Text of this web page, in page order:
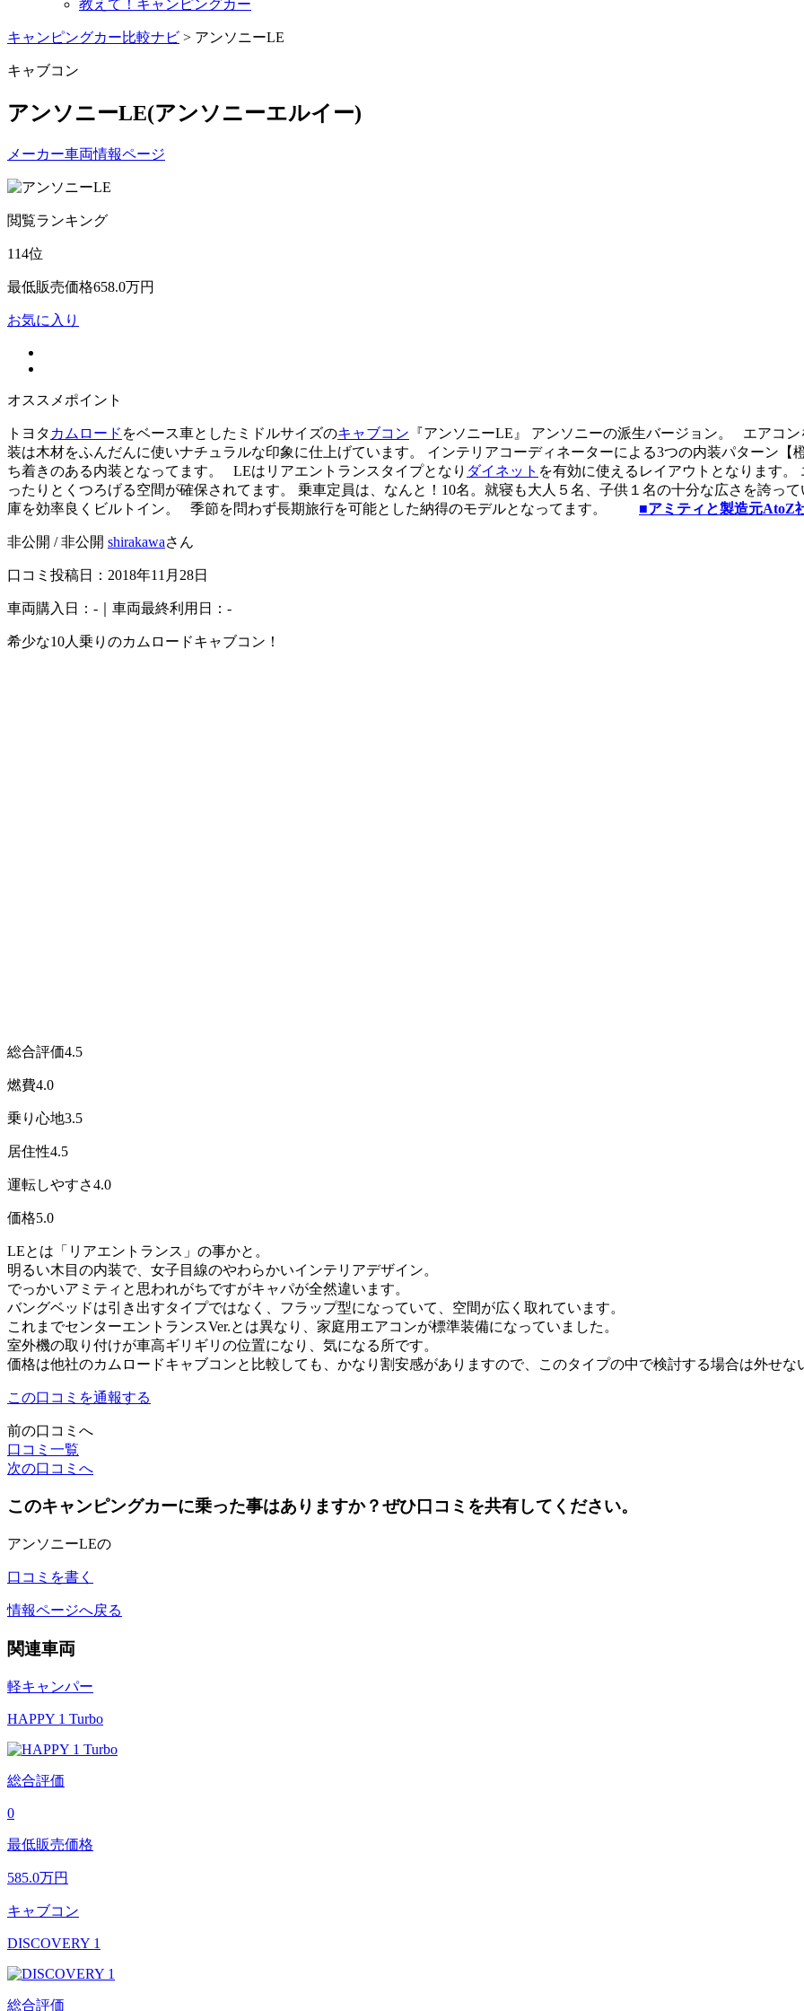
教えて！キャンピングカー
キャンピングカー比較ナビ > アンソニーLE
キャブコン
アンソニーLE(アンソニーエルイー)
メーカー車両情報ページ
閲覧ランキング
114位
最低販売価格658.0万円
お気に入り
オススメポイント
トヨタ カムロード をベース車としたミドルサイズのキャブコン 『アンソニーLE』 アンソニーの派生バージョン。 エアコ
装は木材をふんだんに使いナチュラルな印象に仕上げています。 インテリアコーディネーターによる3つの内装パターン
ち着きのある内装となってます。 LEはリアエントランスタイプとなり ダイネット を有効に使えるレイアウトとなります
ったりとくつろげる空間が確保されてます。 乗車定員は、なんと！10名。就寝も大人５名、子供１名の十分な広さを誇っ
庫を効率良くビルトイン。 季節を問わず長期旅行を可能とした納得のモデルとなってます。 ■アミティと製造元AtoZ
非公開 / 非公開 shirakawaさん
口コミ投稿日：2018年11月28日
車両購入日：-｜車両最終利用日：-
希少な10人乗りのカムロードキャブコン！
総合評価4.5
燃費4.0
乗り心地3.5
居住性4.5
運転しやすさ4.0
価格5.0
LEとは「リアエントランス」の事かと。
明るい木目の内装で、女子目線のやわらかいインテリアデザイン。
でっかいアミティと思われがちですがキャパが全然違います。
バングベッドは引き出すタイプではなく、フラップ型になっていて、空間が広く取れています。
これまでセンターエントランスVer.とは異なり、家庭用エアコンが標準装備になっていました。
室外機の取り付けが車高ギリギリの位置になり、気になる所です。
価格は他社のカムロードキャブコンと比較しても、かなり割安感がありますので、このタイプの中で検討する場合は外せな
この口コミを通報する
前の口コミへ
口コミ一覧
次の口コミへ
このキャンピングカーに乗った事はありますか？ぜひ口コミを共有してください。
アンソニーLEの
口コミを書く
情報ページへ戻る
関連車両
軽キャンパー
HAPPY 1 Turbo
総合評価
0
最低販売価格
585.0万円
キャブコン
DISCOVERY 1
総合評価